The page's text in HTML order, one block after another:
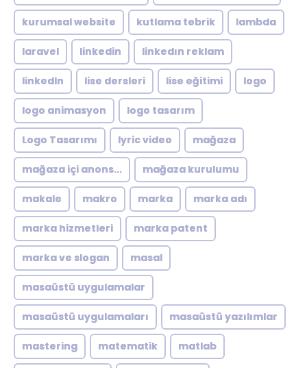
kurumsal website kutlama tebrik lambda
laravel linkedin linkedın reklam
linkedln lise dersleri lise eğitimi logo
logo animasyon logo tasarım
Logo Tasarımı lyric video mağaza
mağaza içi anons... mağaza kurulumu
makale makro marka marka adı
marka hizmetleri marka patent
marka ve slogan masal
masaüstü uygulamalar
masaüstü uygulamaları masaüstü yazılımlar
mastering matematik matlab